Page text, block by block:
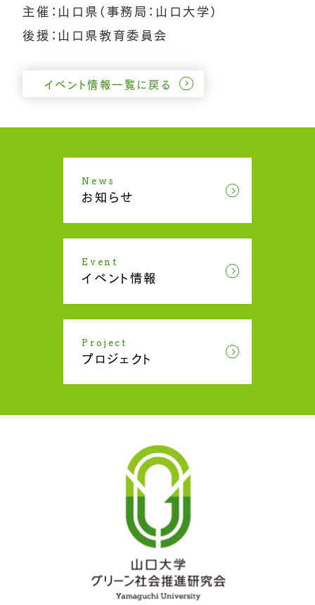
主催：山口県（事務局：山口大学）
後援：山口県教育委員会
イベント情報一覧に戻る
News
お知らせ
Event
イベント情報
Project
プロジェクト